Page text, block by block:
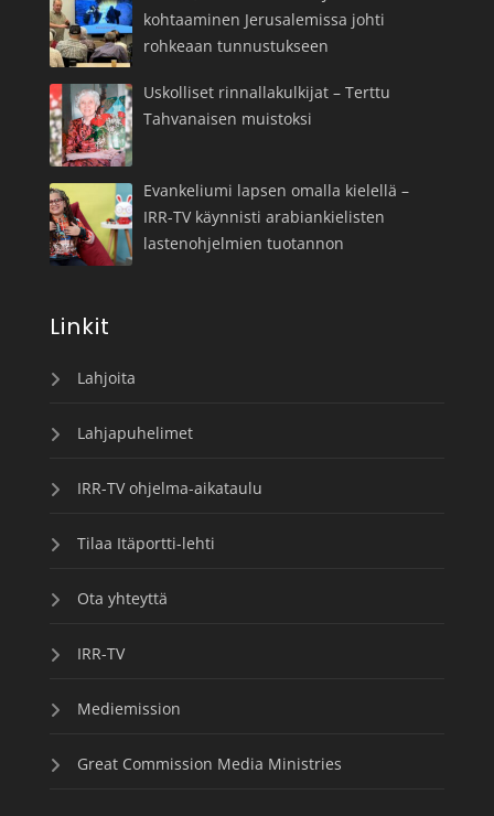
kohtaaminen Jerusalemissa johti
rohkeaan tunnustukseen
Uskolliset rinnallakulkijat – Terttu
Tahvanaisen muistoksi
Evankeliumi lapsen omalla kielellä –
IRR-TV käynnisti arabiankielisten
lastenohjelmien tuotannon
Linkit
Lahjoita
Lahjapuhelimet
IRR-TV ohjelma-aikataulu
Tilaa Itäportti-lehti
Ota yhteyttä
IRR-TV
Mediemission
Great Commission Media Ministries